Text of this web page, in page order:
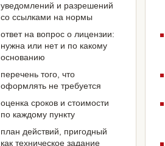
уведомлений и разрешений
со ссылками на нормы
ответ на вопрос о лицензии:
нужна или нет и по какому
основанию
перечень того, что
оформлять не требуется
оценка сроков и стоимости
по каждому пункту
план действий, пригодный
как техническое задание